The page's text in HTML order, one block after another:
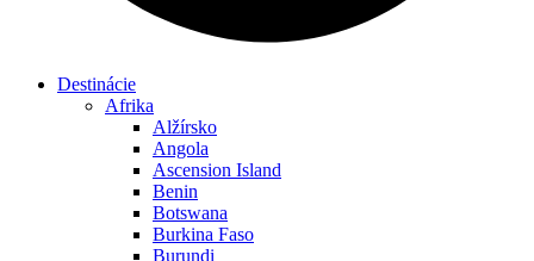
Destinácie
Afrika
Alžírsko
Angola
Ascension Island
Benin
Botswana
Burkina Faso
Burundi